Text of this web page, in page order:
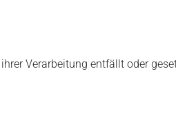
Verarbeitung entfällt oder